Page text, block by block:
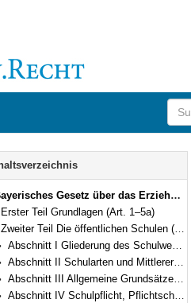
reduzieren
Gesetz über das Erziehungs- und Unterrichtswesen (BayEUG) in der Fassung der Bekanntmachung vom 31. Mai 2000 (GVBl. S. 414, 632) BayRS 2230-1-1-K (Art. 1–125)
Bereich erweitern
Erster Teil Grundlagen (Art. 1–5a)
reduzieren
Zweiter Teil Die öffentlichen Schulen (Art. 6–89)
Bereich erweitern
Abschnitt I Gliederung des Schulwesens (Art. 6)
Bereich erweitern
Abschnitt II Schularten und Mittlerer Schulabschluss (Art. 7–25)
Bereich erweitern
Abschnitt III Allgemeine Grundsätze, besondere Regelungen für Pflichtschulen (Art. 26–34)
Abschnitt IV Schulpflicht, Pflichtschulen, Sprengelpflicht, Gastschulverhältnisse, Wahl des schulischen Bildungswegs (Art. 35–44)